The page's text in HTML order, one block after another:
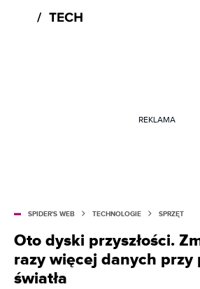
REKLAMA
SPIDER'S WEB TECHNOLOGIE SPRZĘT
Oto dyski przyszłości.
razy więcej danych przy
światła